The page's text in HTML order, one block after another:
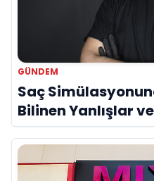
GÜNDEM
Saç
Bilinen Yanlışlar
Onur Akdeniz ile